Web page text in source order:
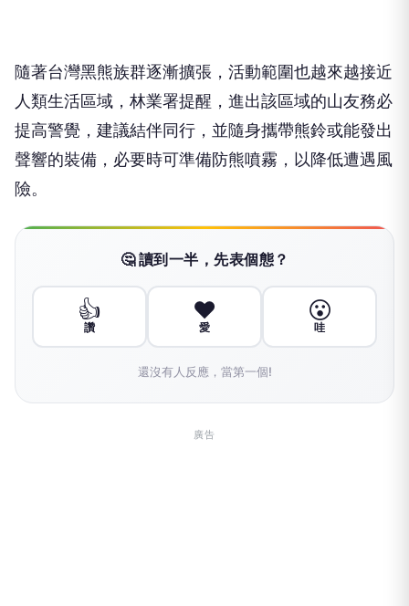
隨著台灣黑熊族群逐漸擴張，活動範圍也越來越接近
人類生活區域，林業署提醒，進出該區域的山友務必
提高警覺，建議結伴同行，並隨身攜帶熊鈴或能發出
聲響的裝備，必要時可準備防熊噴霧，以降低遭遇風
險。
🤔 讀到一半，先表個態？
👍
讚
❤️
愛
😮
哇
還沒有人反應，當第一個!
廣告